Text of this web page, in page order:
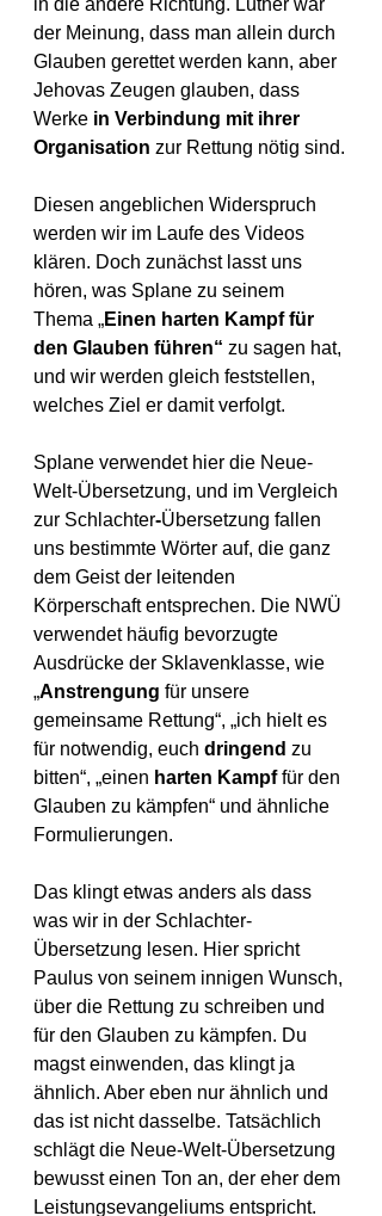
der Meinung, dass man allein durch
Glauben gerettet werden kann, aber
Jehovas Zeugen glauben, dass
Werke in Verbindung mit ihrer
Organisation zur Rettung nötig sind.
Diesen angeblichen Widerspruch
werden wir im Laufe des Videos
klären. Doch zunächst lasst uns
hören, was Splane zu seinem
Thema „Einen harten Kampf für
den Glauben führen“ zu sagen hat,
und wir werden gleich feststellen,
welches Ziel er damit verfolgt.
Splane verwendet hier die Neue-
Welt-Übersetzung, und im Vergleich
zur Schlachter-Übersetzung fallen
uns bestimmte Wörter auf, die ganz
dem Geist der leitenden
Körperschaft entsprechen. Die NWÜ
verwendet häufig bevorzugte
Ausdrücke der Sklavenklasse, wie
„Anstrengung für unsere
gemeinsame Rettung“, „ich hielt es
für notwendig, euch dringend zu
bitten“, „einen harten Kampf für den
Glauben zu kämpfen“ und ähnliche
Formulierungen.
Das klingt etwas anders als dass
was wir in der Schlachter-
Übersetzung lesen. Hier spricht
Paulus von seinem innigen Wunsch,
über die Rettung zu schreiben und
für den Glauben zu kämpfen. Du
magst einwenden, das klingt ja
ähnlich. Aber eben nur ähnlich und
das ist nicht dasselbe. Tatsächlich
schlägt die Neue-Welt-Übersetzung
bewusst einen Ton an, der eher dem
Leistungsevangeliums entspricht.